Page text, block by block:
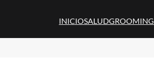
INICIOSALUDGROOMING